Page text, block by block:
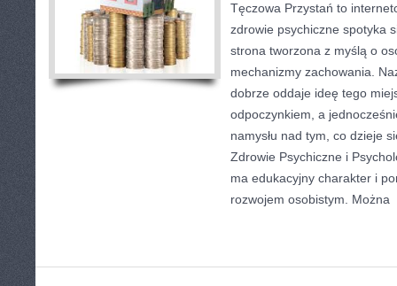
Tęczowa Przystań to
zdrowie psychiczne spotyka
strona tworzona z myślą o
mechanizmy zachowania.
dobrze oddaje ideę tego
odpoczynkiem, a
namysłu nad tym, co dzieje
Zdrowie Psychiczne i
ma edukacyjny charakter i
rozwojem osobistym. Można